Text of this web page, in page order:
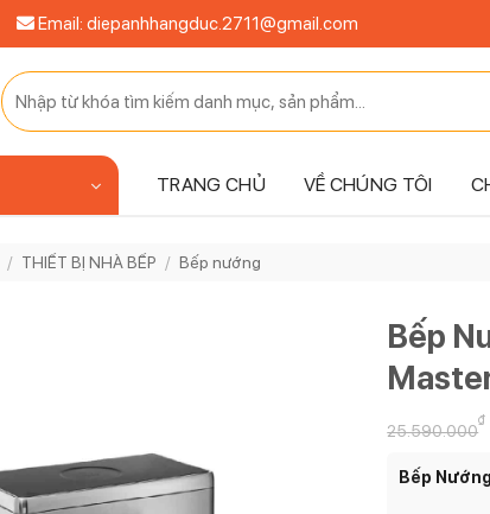
Email: diepanhhangduc.2711@gmail.com
Tìm
kiếm:
TRANG CHỦ VỀ CHÚNG TÔI
/ THIẾT BỊ NHÀ BẾP / Bếp nướng
Bếp
25.590.000
₫
Bếp